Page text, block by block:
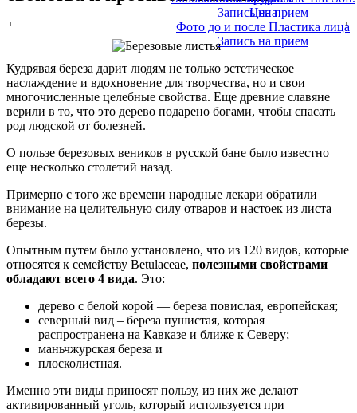
Цена
Фото до и после Пластика лица
Запись на прием
Запись на прием
Кудрявая береза дарит людям не только эстетическое
наслаждение и вдохновение для творчества, но и свои
многочисленные целебные свойства. Еще древние славяне
верили в то, что это дерево подарено богами, чтобы спасать
род людской от болезней.
О пользе березовых веников в русской бане было известно
еще несколько столетий назад.
Примерно с того же времени народные лекари обратили
внимание на целительную силу отваров и настоек из листа
березы.
Опытным путем было установлено, что из 120 видов, которые
относятся к семейству Betulaceae, полезными свойствами
обладают всего 4 вида. Это:
дерево с белой корой — береза повислая, европейская;
северный вид – береза пушистая, которая
распространена на Кавказе и ближе к Северу;
маньчжурская береза и
плосколистная.
Именно эти виды приносят пользу, из них же делают
активированный уголь, который используется при